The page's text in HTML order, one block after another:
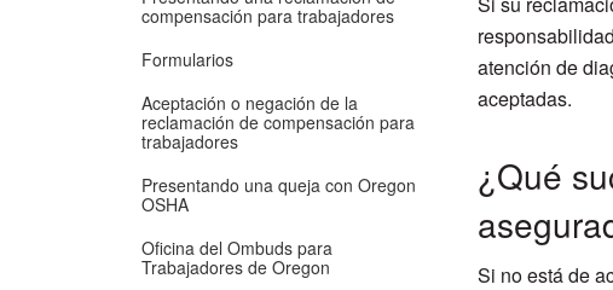
compensación para trabajadores
Formularios
Aceptación o negación de la
reclamación de compensación para
trabajadores
Presentando una queja con Oregon
OSHA
Oficina del Ombuds para
Trabajadores de Oregon
atención de
aceptadas.
¿Qué
Si no está de